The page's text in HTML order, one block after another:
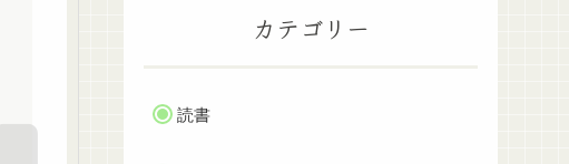
カテゴリー
読書